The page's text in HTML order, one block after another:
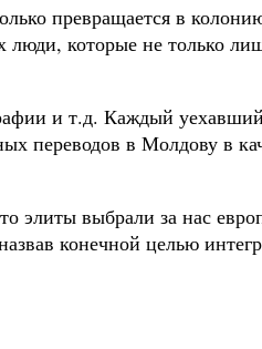
превращается в
которые не только
и т.д. Каждый
переводов в Молдову в
элиты выбрали за нас
конечной целью